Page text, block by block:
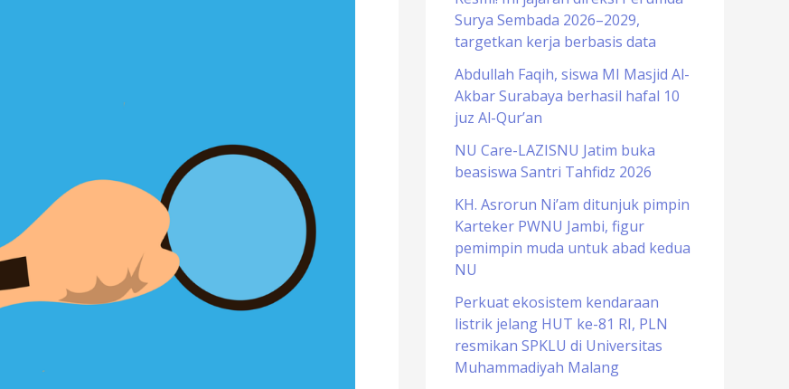
o
r
:
Surya Sembada 2026–2029,
targetkan kerja berbasis data
Abdullah Faqih, siswa MI Masjid Al-
Akbar Surabaya berhasil hafal 10
juz Al-Qur’an
NU Care-LAZISNU Jatim buka
beasiswa Santri Tahfidz 2026
KH. Asrorun Ni’am ditunjuk pimpin
Karteker PWNU Jambi, figur
pemimpin muda untuk abad kedua
NU
Perkuat ekosistem kendaraan
listrik jelang HUT ke-81 RI, PLN
resmikan SPKLU di Universitas
Muhammadiyah Malang